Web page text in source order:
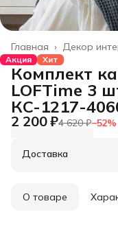
Декор
Главная ›
Акция Хит
Комплект
LOFTime 3
КC-1217-
2 200 ₽4 620 ₽−52%
Доставка
О товаре